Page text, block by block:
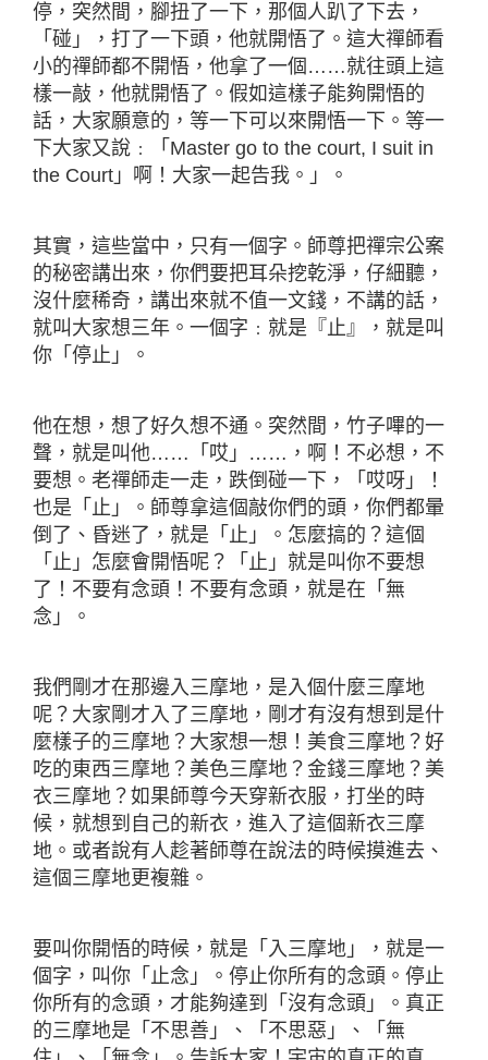
停，突然間，腳扭了一下，那個人趴了下去，
「碰」，打了一下頭，他就開悟了。這大禪師看
小的禪師都不開悟，他拿了一個……就往頭上這
樣一敲，他就開悟了。假如這樣子能夠開悟的
話，大家願意的，等一下可以來開悟一下。等一
下大家又說﹕「Master go to the court, I suit in
the Court」啊！大家一起告我。」。
其實，這些當中，只有一個字。師尊把禪宗公案
的秘密講出來，你們要把耳朵挖乾淨，仔細聽，
沒什麼稀奇，講出來就不值一文錢，不講的話，
就叫大家想三年。一個字﹕就是『止』，就是叫
你「停止」。
他在想，想了好久想不通。突然間，竹子嗶的一
聲，就是叫他……「哎」……，啊！不必想，不
要想。老禪師走一走，跌倒碰一下，「哎呀」！
也是「止」。師尊拿這個敲你們的頭，你們都暈
倒了、昏迷了，就是「止」。怎麼搞的？這個
「止」怎麼會開悟呢？「止」就是叫你不要想
了！不要有念頭！不要有念頭，就是在「無
念」。
我們剛才在那邊入三摩地，是入個什麼三摩地
呢？大家剛才入了三摩地，剛才有沒有想到是什
麼樣子的三摩地？大家想一想！美食三摩地？好
吃的東西三摩地？美色三摩地？金錢三摩地？美
衣三摩地？如果師尊今天穿新衣服，打坐的時
候，就想到自己的新衣，進入了這個新衣三摩
地。或者說有人趁著師尊在說法的時候摸進去、
這個三摩地更複雜。
要叫你開悟的時候，就是「入三摩地」，就是一
個字，叫你「止念」。停止你所有的念頭。停止
你所有的念頭，才能夠達到「沒有念頭」。真正
的三摩地是「不思善」、「不思惡」、「無